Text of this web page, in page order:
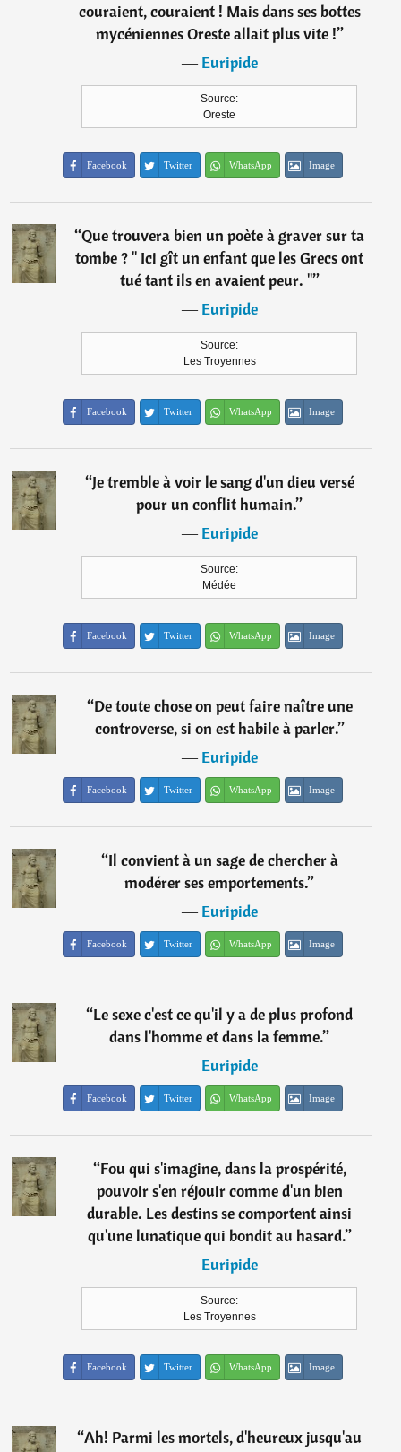
couraient, couraient ! Mais dans ses bottes
mycéniennes Oreste allait plus vite !”
―Euripide
Source:
Oreste
Facebook Twitter WhatsApp Image
“Que trouvera bien un poète à graver sur ta
tombe ? " Ici gît un enfant que les Grecs ont
tué tant ils en avaient peur. "”
―Euripide
Source:
Les Troyennes
Facebook Twitter WhatsApp Image
“Je tremble à voir le sang d'un dieu versé
pour un conflit humain.”
―Euripide
Source:
Médée
Facebook Twitter WhatsApp Image
“De toute chose on peut faire naître une
controverse, si on est habile à parler.”
―Euripide
Facebook Twitter WhatsApp Image
“Il convient à un sage de chercher à
modérer ses emportements.”
―Euripide
Facebook Twitter WhatsApp Image
“Le sexe c'est ce qu'il y a de plus profond
dans l'homme et dans la femme.”
―Euripide
Facebook Twitter WhatsApp Image
“Fou qui s'imagine, dans la prospérité,
pouvoir s'en réjouir comme d'un bien
durable. Les destins se comportent ainsi
qu'une lunatique qui bondit au hasard.”
―Euripide
Source:
Les Troyennes
Facebook Twitter WhatsApp Image
“Ah! Parmi les mortels, d'heureux jusqu'au